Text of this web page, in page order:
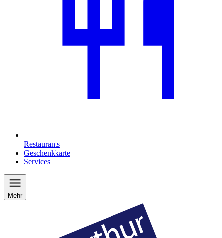
Restaurants
Geschenkkarte
Services
Mehr